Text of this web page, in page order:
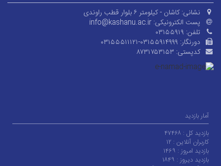
نشانی: کاشان - کیلومتر ۶ بلوار قطب راوندی
پست الکترونیکی: info@kashanu.ac.ir
تلفن: ۰۳۱۵۵۹۱۹
دورنگار: ۰۳۱۵۵۵۱۱۱۲۱-۰۳۱۵۵۹۱۴۹۹۹
کدپستی: ۸۷۳۱۷۵۳۱۵۳
آمار بازدید
بازدید کل : ۴۷۴۶۸
کاربران آنلاین : ۱۲
بازدید امروز : ۱۴۶۹
بازدید دیروز : ۱۸۴۹